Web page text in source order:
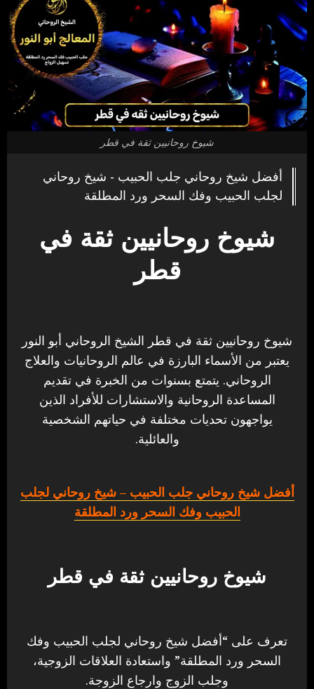
شيوخ روحانيين ثقة في قطر
أفضل شيخ روحاني جلب الحبيب - شيخ روحاني
لجلب الحبيب وفك السحر ورد المطلقة
شيوخ روحانيين ثقة في
قطر
شيوخ روحانيين ثقة في قطر الشيخ الروحاني أبو النور
يعتبر من الأسماء البارزة في عالم الروحانيات والعلاج
الروحاني. يتمتع بسنوات من الخبرة في تقديم
المساعدة الروحانية والاستشارات للأفراد الذين
يواجهون تحديات مختلفة في حياتهم الشخصية
والعائلية.
أفضل شيخ روحاني جلب الحبيب – شيخ روحاني لجلب
الحبيب وفك السحر ورد المطلقة
شيوخ روحانيين ثقة في قطر
تعرف على “أفضل شيخ روحاني لجلب الحبيب وفك
السحر ورد المطلقة” واستعادة العلاقات الزوجية،
وجلب الزوج وارجاع الزوجة.